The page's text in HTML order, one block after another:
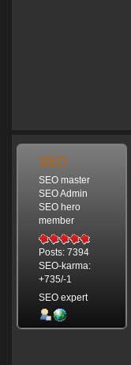
SEO
SEO master
SEO Admin
SEO hero
member
Posts: 7394
SEO-karma:
+735/-1
SEO expert